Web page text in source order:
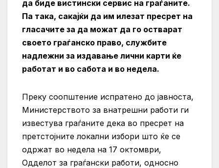
да биде вистински сервис на граѓаните.
Па така, сакајќи да им илезат пресрет на
гласачите за да можат да го остварат
своето граѓанско право, службите
надлежни за издавање лични карти ќе
работат и во сабота и во недела.
Преку соопштение испратено до јавноста,
Министерството за внатрешни работи ги
известува граѓаните дека во пресрет на
претстојните локални избори што ќе се
одржат во недела на 17 октомври,
Одделот за граѓански работи, односно